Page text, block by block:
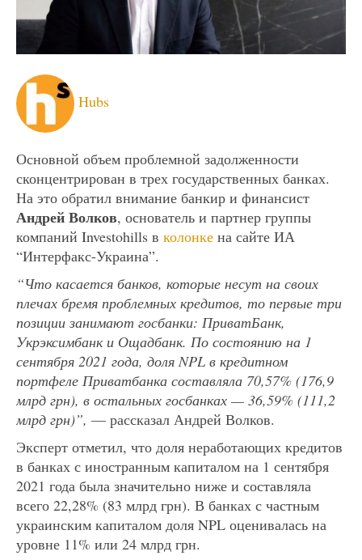
Hubs
Основной объем проблемной задолженности
сконцентрирован в трех государственных банках.
На это обратил внимание банкир и финансист
Андрей Волков, основатель и партнер группы
компаний Investohills в колонке на сайте ИА
“Интерфакс-Украина”.
“Что касается банков, которые несут на своих
плечах бремя проблемных кредитов, то первые три
позиции занимают госбанки: ПриватБанк,
Укрэксимбанк и Ощадбанк. По состоянию на 1
сентября 2021 года, доля NPL в кредитном
портфеле Приватбанка составляла 70,57% (176,9
млрд грн), в остальных госбанках — 36,59% (111,2
млрд грн)”, — рассказал Андрей Волков.
Эксперт отметил, что доля неработающих кредитов
в банках с иностранным капиталом на 1 сентября
2021 года была значительно ниже и составляла
всего 22,28% (83 млрд грн). В банках с частным
украинским капиталом доля NPL оценивалась на
уровне 11% или 24 млрд грн.